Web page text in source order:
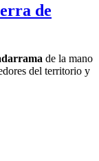
de
de la mano
del territorio y